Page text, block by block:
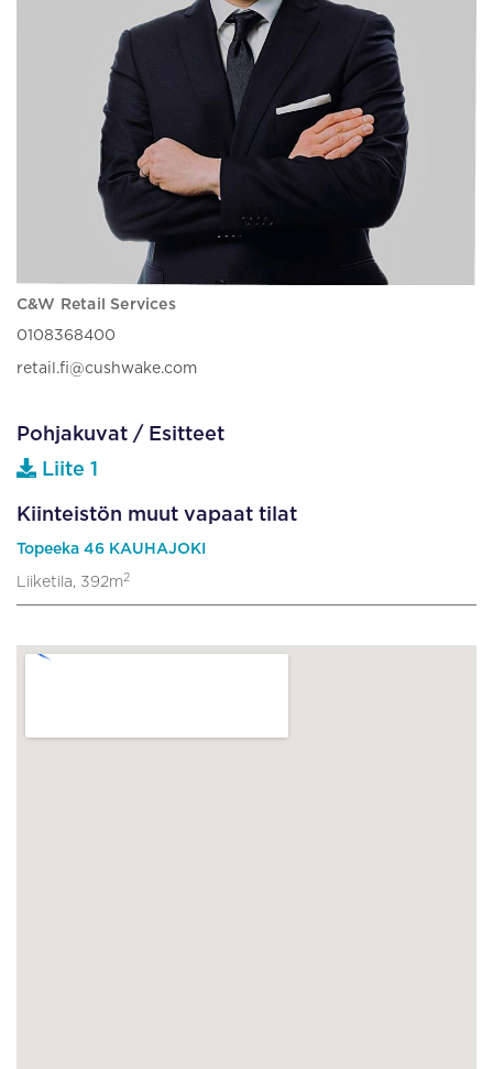
C&W Retail Services
0108368400
retail.fi@cushwake.com
Pohjakuvat / Esitteet
Liite 1
Kiinteistön muut vapaat tilat
Topeeka 46 KAUHAJOKI
Liiketila, 392m 2